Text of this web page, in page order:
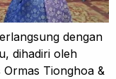
dengan
dihadiri oleh
Tionghoa &